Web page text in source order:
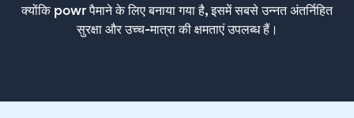
क्योंकि powr पैमाने के लिए बनाया गया है, इसमें सबसे उन्नत अंतर्निहित
सुरक्षा और उच्च-मात्रा की क्षमताएं उपलब्ध हैं।